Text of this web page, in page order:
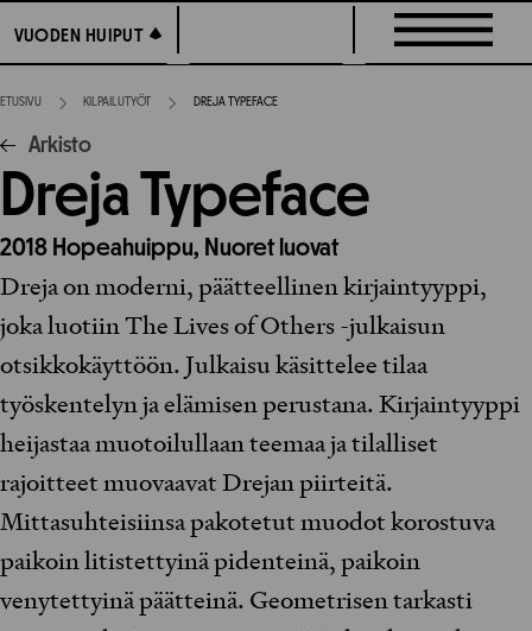
suoraan
sisältöön
VUODEN HUIPUT
VUODEN HUIPUT
ETUSIVU KILPAILUTYÖT DREJA TYPEFACE
Arkisto
Dreja Typeface
2018 Hopeahuippu, Nuoret luovat
Dreja on moderni, päätteellinen kirjaintyyppi,
joka luotiin The Lives of Others -julkaisun
otsikkokäyttöön. Julkaisu käsittelee tilaa
työskentelyn ja elämisen perustana. Kirjaintyyppi
heijastaa muotoilullaan teemaa ja tilalliset
rajoitteet muovaavat Drejan piirteitä.
Mittasuhteisiinsa pakotetut muodot korostuva
paikoin litistettyinä pidenteinä, paikoin
venytettyinä päätteinä. Geometrisen tarkasti